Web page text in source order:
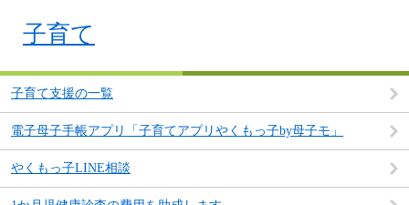
子育て
子育て支援の一覧
電子母子手帳アプリ「子育てアプリやくもっ子by母子モ」
やくもっ子LINE相談